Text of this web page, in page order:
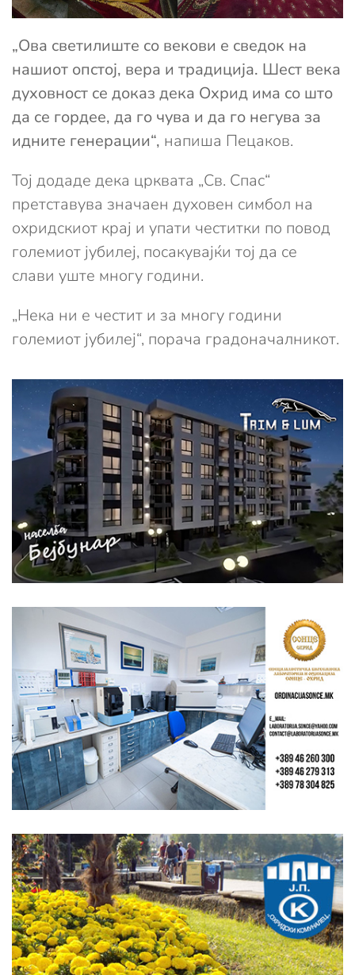
„Ова светилиште со векови е сведок на
нашиот опстој, вера и традиција. Шест века
духовност се доказ дека Охрид има со што
да се гордее, да го чува и да го негува за
идните генерации“, напиша Пецаков.
Тој додаде дека црквата „Св. Спас“
претставува значаен духовен симбол на
охридскиот крај и упати честитки по повод
големиот јубилеј, посакувајќи тој да се
слави уште многу години.
„Нека ни е честит и за многу години
големиот јубилеј“, порача градоначалникот.